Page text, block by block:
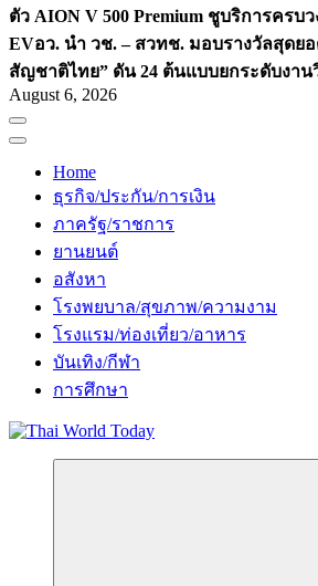
ตัว AION V 500 Premium ชูบริการครบ
EVอว. นำ วช. – สวทช. มอบรางวัลสุดย
สัญชาติไทย” ดัน 24 ต้นแบบยกระดับงาน
August 6, 2026
Home
ธุรกิจ/ประกัน/การเงิน
ภาครัฐ/ราชการ
ยานยนต์
อสังหา
โรงพยบาล/สุขภาพ/ความงาม
โรงแรม/ท่องเที่ยว/อาหาร
บันเทิง/กีฬา
การศึกษา